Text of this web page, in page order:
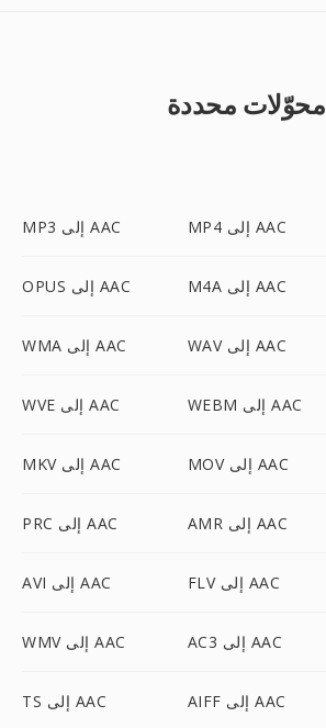
محوّلات محددة
MP3 إلى AAC MP4 إلى AAC
OPUS إلى AAC M4A إلى AAC
WMA إلى AAC WAV إلى AAC
WVE إلى AAC WEBM إلى AAC
MKV إلى AAC MOV إلى AAC
PRC إلى AAC AMR إلى AAC
AVI إلى AAC FLV إلى AAC
WMV إلى AAC AC3 إلى AAC
TS إلى AAC AIFF إلى AAC